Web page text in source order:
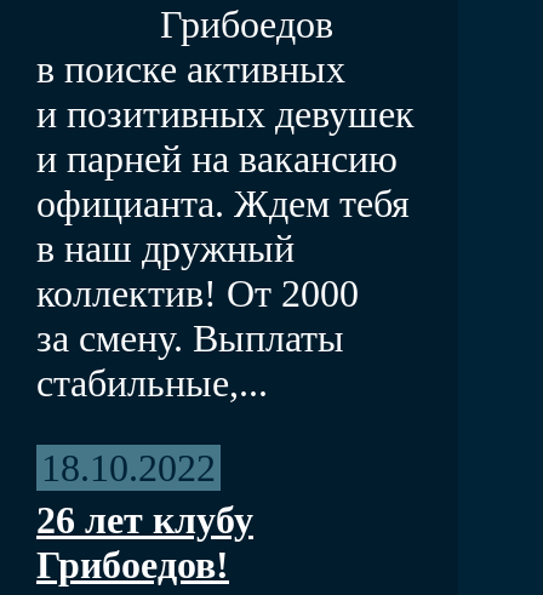
Грибоедов
в поиске активных
и позитивных девушек
и парней на вакансию
официанта. Ждем тебя
в наш дружный
коллектив! От 2000
за смену. Выплаты
стабильные,...
18.10.2022
26 лет клубу
Грибоедов!